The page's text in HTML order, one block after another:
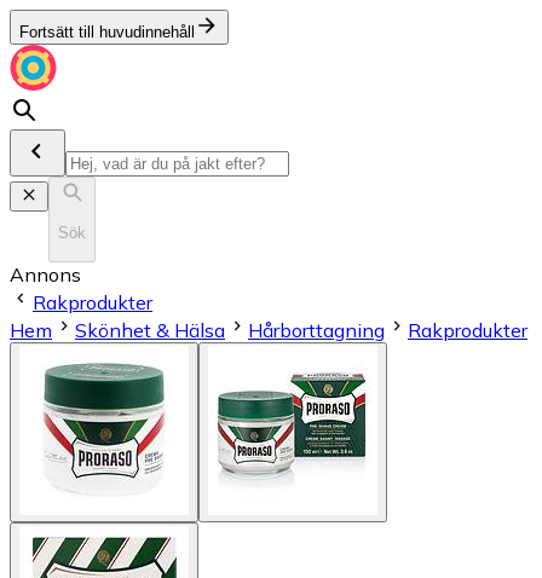
Fortsätt till huvudinnehåll
Sök
Annons
Rakprodukter
Hem
Skönhet & Hälsa Hårborttagning Rakprodukter